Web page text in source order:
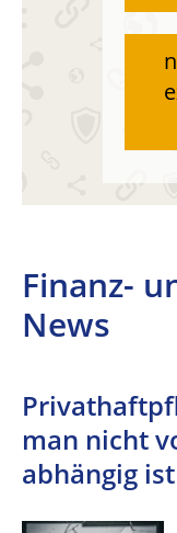
Finanz-
News
man nicht
abhängig ist